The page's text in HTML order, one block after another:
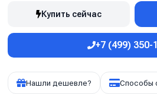
Купить сейчас
+7 (499) 350-
Нашли дешевле? Способы